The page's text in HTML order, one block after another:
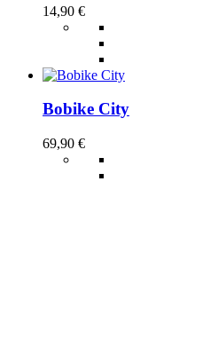
14,90 €
Bobike City
69,90 €